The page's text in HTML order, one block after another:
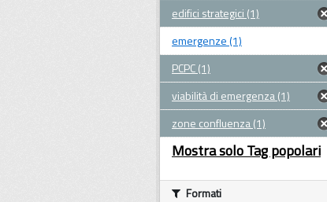
edifici strategici (1)
emergenze (1)
PCPC (1)
viabilità di emergenza (1)
zone confluenza (1)
Mostra solo Tag popolari
Formati